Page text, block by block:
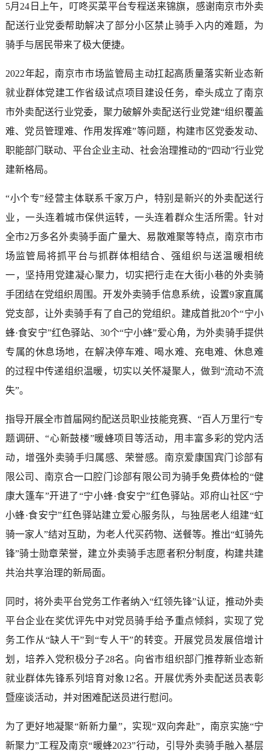
5月24日上午，叮咚买菜平台专程送来锦旗，感谢南京市外卖
配送行业党委帮助解决了部分小区禁止骑手入内的难题，为
骑手与居民带来了极大便捷。
2022年起，南京市市场监管局主动扛起高质量落实新业态新
就业群体党建工作省级试点项目建设任务，牵头成立了南京
市外卖配送行业党委，聚力破解外卖配送行业党建“组织覆盖
难、党员管理难、作用发挥难”等问题，构建市区党委发动、
职能部门联动、平台企业主动、社会治理推动的“四动”行业党
建新格局。
“小个专”经营主体联系千家万户，特别是新兴的外卖配送行
业，一头连着城市保供运转，一头连着群众生活所需。针对
全市2万多名外卖骑手面广量大、易散难聚等特点，南京市市
场监管局将抓平台与抓群体相结合、强组织与送温暖相统
一，坚持用党建凝心聚力，切实把行走在大街小巷的外卖骑
手团结在党组织周围。开发外卖骑手信息系统，设置9家直属
党支部，让外卖骑手有了自己的党组织。建成首批20个“宁小
蜂·食安宁”红色驿站、30个“宁小蜂”爱心角，为外卖骑手提供
专属的休息场地，在解决停车难、喝水难、充电难、休息难
的过程中传递组织温暖，切实以关怀凝聚人，做到“流动不流
失”。
指导开展全市首届网约配送员职业技能竞赛、“百人万里行”专
题调研、“心新鼓楼”暖蜂项目等活动，用丰富多彩的党内活
动，增强外卖骑手归属感、荣誉感。南京爱康国宾门诊部有
限公司、南京合一口腔门诊部有限公司为骑手免费体检的“健
康大篷车”开进了“宁小蜂·食安宁”红色驿站。邓府山社区“宁
小蜂·食安宁”红色驿站建立爱心服务队，与独居老人组建“虹
骑一家人”结对互助，为老人代买药物、送餐等。推出“虹骑先
锋”骑士勋章荣誉，建立外卖骑手志愿者积分制度，构建共建
共治共享治理的新局面。
同时，将外卖平台党务工作者纳入“红领先锋”认证，推动外卖
平台企业在奖优评先中对党员骑手给予重点倾斜，实现了党
务工作从“缺人干”到“专人干”的转变。开展党员发展倍增计
划，培养入党积极分子28名。向省市组织部门推荐新业态新
就业群体先锋系列培育对象12名。开展优秀外卖配送员表彰
暨座谈活动，并对困难配送员进行慰问。
为了更好地凝聚“新新力量”，实现“双向奔赴”，南京实施“宁
新聚力”工程及南京“暖蜂2023”行动，引导外卖骑手融入基层